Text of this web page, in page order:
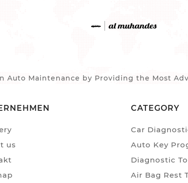
Auto Maintenance by Providing the Most
us
CATEGORY
Car
Auto Key
Diagnostic
Air Bag Rest